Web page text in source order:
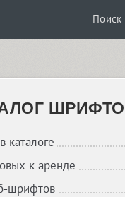
каталоге
к аренде
шрифтов